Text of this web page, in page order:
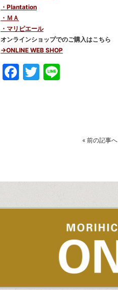
・Plantation
・ＭＡ
・マリピエール
オンラインショップでのご購入はこちら
→ONLINE WEB SHOP
Facebook
Twitter
« 前の記事へ